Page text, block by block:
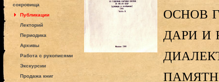
сокровища
Публикации
Лекторий
Периодика
Архивы
Работа с рукописями
Экскурсии
Продажа книг
основ
дари и